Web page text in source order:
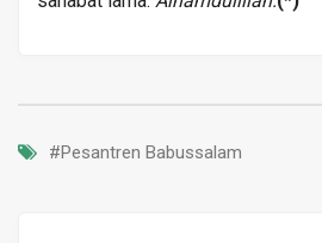
#Pesantren Babussalam